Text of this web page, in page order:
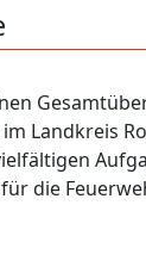
Landkreis
die